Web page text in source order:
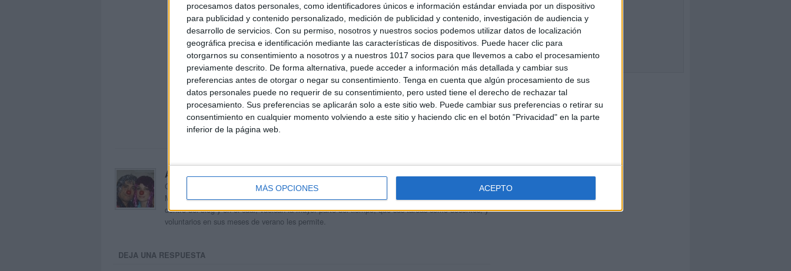
procesamos datos personales, como identificadores únicos e información estándar enviada por un dispositivo
para publicidad y contenido personalizado, medición de publicidad y contenido, investigación de audiencia y
desarrollo de servicios. Con su permiso, nosotros y nuestros socios podemos utilizar datos de localización
geográfica precisa e identificación mediante las características de dispositivos. Puede hacer clic para
otorgarnos su consentimiento a nosotros y a nuestros 1017 socios para que llevemos a cabo el procesamiento
previamente descrito. De forma alternativa, puede acceder a información más detallada y cambiar sus
preferencias antes de otorgar o negar su consentimiento. Tenga en cuenta que algún procesamiento de sus
datos personales puede no requerir de su consentimiento, pero usted tiene el derecho de rechazar tal
procesamiento. Sus preferencias se aplicarán solo a este sitio web. Puede cambiar sus preferencias o retirar su
consentimiento en cualquier momento volviendo a este sitio y haciendo clic en el botón "Privacidad" en la parte
inferior de la página web.
MÁS OPCIONES ACEPTO
Acerca de orientacionandujar
Orientación Andújar no es solo un blog, es la apuesta personal de dos profesores Ginés y
Maribel, que además de ser pareja, son los encargados de los contenidos que encontramos
dentro del blog y en el cual, vuelcan la mayor parte del tiempo, que sus tareas como docentes, y
voluntarios en sus meses de verano les permite.
DEJA UNA RESPUESTA